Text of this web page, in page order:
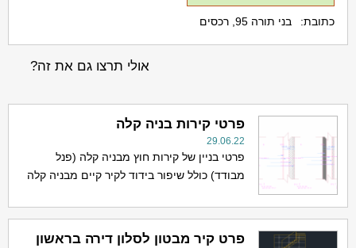
כתובת: בני תורה 95, רכסים
אולי תרצו גם את זה?
פרטי קירות בניה קלה
29.06.22
פרטי בניין של קירות חוץ מבניה קלה (פנל
מבודד) כולל שיפור בידוד לקיר קיים מבניה קלה
פרט קיר מבטון לסלון דירה בראשון